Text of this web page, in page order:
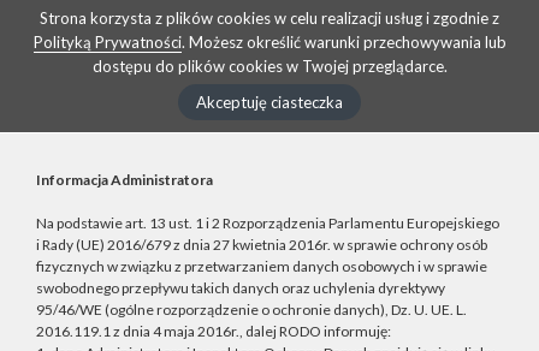
Strona korzysta z plików cookies w celu realizacji usług i zgodnie z
Polityką Prywatności. Możesz określić warunki przechowywania lub
dostępu do plików cookies w Twojej przeglądarce.
Akceptuję ciasteczka
Informacja Administratora
Na podstawie art. 13 ust. 1 i 2 Rozporządzenia Parlamentu Europejskiego
i Rady (UE) 2016/679 z dnia 27 kwietnia 2016r. w sprawie ochrony osób
fizycznych w związku z przetwarzaniem danych osobowych i w sprawie
swobodnego przepływu takich danych oraz uchylenia dyrektywy
95/46/WE (ogólne rozporządzenie o ochronie danych), Dz. U. UE. L.
2016.119.1 z dnia 4 maja 2016r., dalej RODO informuję: